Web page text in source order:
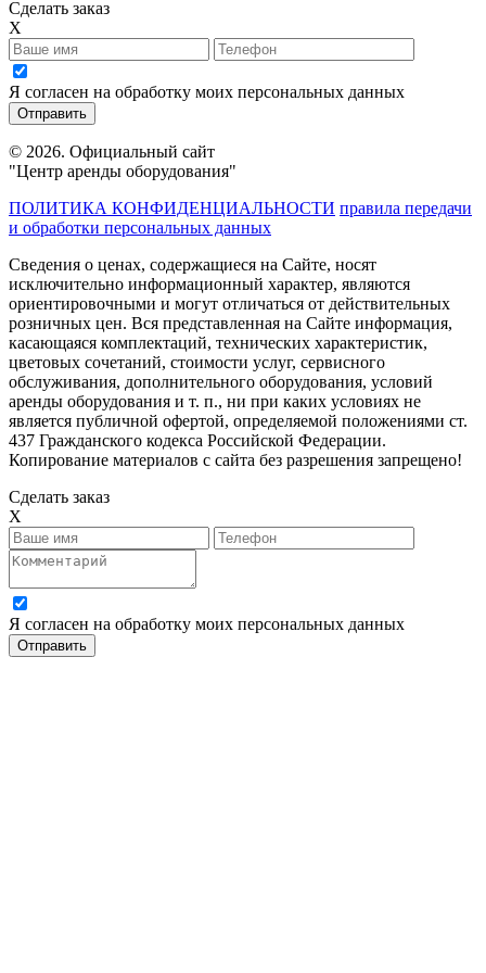
Сделать заказ
X
Я согласен на обработку моих персональных данных
© 2026. Официальный сайт
"Центр аренды оборудования"
ПОЛИТИКА КОНФИДЕНЦИАЛЬНОСТИ правила передачи
и обработки персональных данных
Сведения о ценах, содержащиеся на Сайте, носят
исключительно информационный характер, являются
ориентировочными и могут отличаться от действительных
розничных цен. Вся представленная на Сайте информация,
касающаяся комплектаций, технических характеристик,
цветовых сочетаний, стоимости услуг, сервисного
обслуживания, дополнительного оборудования, условий
аренды оборудования и т. п., ни при каких условиях не
является публичной офертой, определяемой положениями ст.
437 Гражданского кодекса Российской Федерации.
Копирование материалов с сайта без разрешения запрещено!
Сделать заказ
X
Я согласен на обработку моих персональных данных